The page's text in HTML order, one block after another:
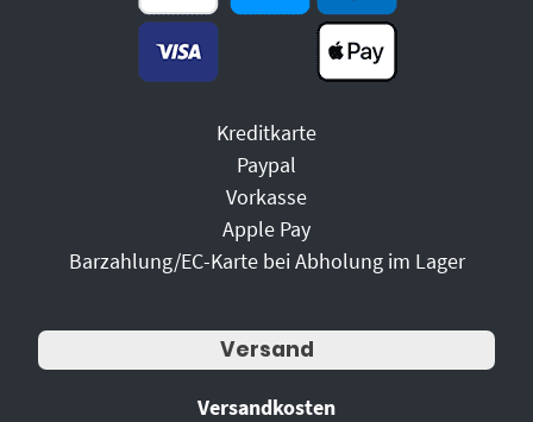
Kreditkarte
Paypal
Vorkasse
Apple Pay
Barzahlung/EC-Karte bei Abholung im Lager
Versand
Versandkosten